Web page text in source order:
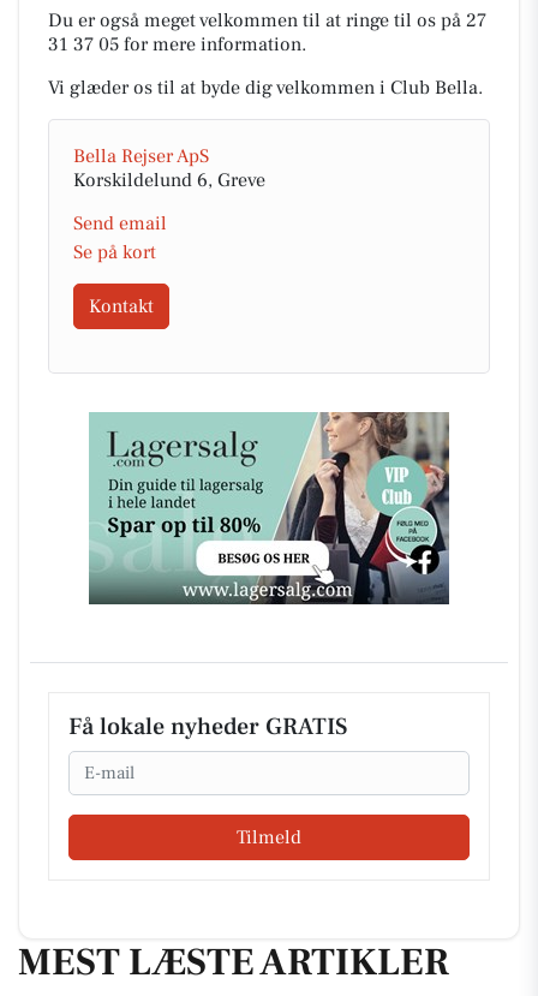
Du er også meget velkommen til at ringe til os på 27
31 37 05 for mere information.
Vi glæder os til at byde dig velkommen i Club Bella.
Bella Rejser ApS
Korskildelund 6, Greve
Send email
Se på kort
Kontakt
Få lokale nyheder GRATIS
Email
Tilmeld
MEST LÆSTE ARTIKLER